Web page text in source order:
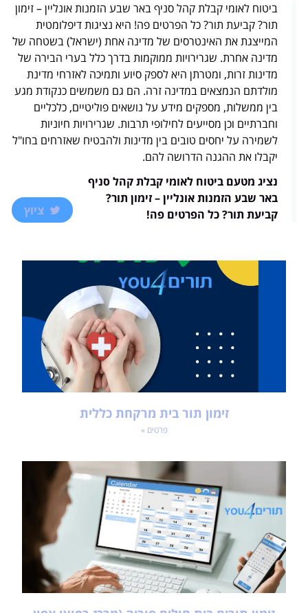
ביטוח לאומי קבלת קהל סניף באר שבע הזמנות אונליין – זימון
תור? קביעת תור? כל הפרטים פה! היא נציגות דיפלומטית
המייצגת את האינטרסים של מדינה אחת (ישראל) בשטחה של
מדינה אחרת. שגרירויות ממוקמות בדרך כלל בערי הבירה של
מדינות זרות, ומטרתן היא לספק סיוע ותמיכה לאזרחי מדינת
מולדתם הנמצאים במדינה זרה. הם גם משמשים כנקודת מגע
בין ממשלות, מספקים מידע על נושאים פוליטיים, כלכליים
וחברתיים וכן מסייעים לחילופי תרבות. שגרירויות חיוניות
לשמירה על יחסים טובים בין מדינות ולהבטיח שאזרחים בחו"ל
יקבלו את ההגנה הדרושה להם.
נציג מטעם ביטוח לאומי קבלת קהל סניף
באר שבע הזמנות אונליין – זימון תור?
קביעת תור? כל הפרטים פה!
ציוץ
זימון תור בית מרקחת כללית
פרטים »